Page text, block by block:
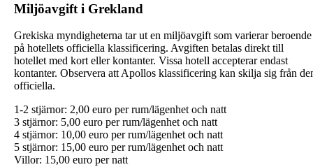
Miljöavgift i Grekland
Grekiska myndigheterna tar ut en miljöavgift som varierar beroende
på hotellets officiella klassificering. Avgiften betalas direkt till
hotellet med kort eller kontanter. Vissa hotell accepterar endast
kontanter. Observera att Apollos klassificering kan skilja sig från
officiella.
1-2 stjärnor: 2,00 euro per rum/lägenhet och natt
3 stjärnor: 5,00 euro per rum/lägenhet och natt
4 stjärnor: 10,00 euro per rum/lägenhet och natt
5 stjärnor: 15,00 euro per rum/lägenhet och natt
Villor: 15,00 euro per natt